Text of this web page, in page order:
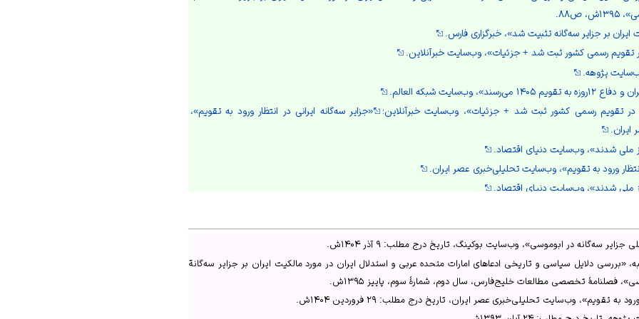
ص۸۸.
بر جزایر سه‌گانه تثبیت شد»، خبرگزاری فارس.
تقویم رسمی کشور ثبت شد + جزئیات»، وب‌سایت خبرآنلاین.
پژوهه.
وب‌سایت شبکه العالم.
در تقویم رسمی کشور ثبت شد + جزئیات»، وب‌سایت خبرآنلاین؛
«جزایر سه‌گانه ایرانی در انتظار ورود به تقویم»،
ملی شدند»، وب‌سایت دنیای اقتصاد.
انتظار ورود به تقویم»، وب‌سایت تحلیلی‌خبری عصر ایران.
ملی شدند»، وب‌سایت دنیای اقتصاد.
روز ملی جزایر سه‌گانه در ابوموسی»، وب‌سایت بوکینگ.
سه‌گانه در ابوموسی»، وب‌سایت بوکینگ، تاریخ درج مطلب: ۹ آذر ۱۴۰۴ش.
«بررسی دلایل سیاسی و تاریخی ادعاهای امارات متحده عربی و استدلال ایران در مورد مالکیت ایران بر جزایر سه‌گانة
فصلنامهٔ تخصصی مطالعات خلیج‌فارس، سال دوم، شمارهٔ سوم، پاییز ۱۳۹۵ش.
به تقویم»، وب‌سایت تحلیلی‌خبری عصر ایران، تاریخ درج مطلب: ۲۹ فروردین ۱۴۰۴ش.